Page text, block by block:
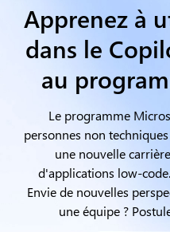
Apprenez à
dans le
au
Le programme
personnes non
une nouvelle
d'applications low-code.
Envie de nouvelles
une équipe ?